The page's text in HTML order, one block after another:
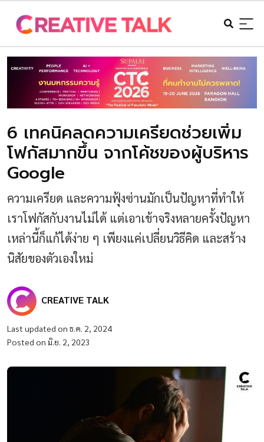
6 เทคนิคลดความเครียดช่วยเพิ่ม
โฟกัสมากขึ้น จากโค้ชของผู้บริหาร
Google
ความเครียด และความฟุ้งซ่านมักเป็นปัญหาที่ทำให้
เราโฟกัสกับงานไม่ได้ แต่เอาเข้าจริงหลายครั้งปัญหา
เหล่านี้ก็แก้ได้ง่าย ๆ เพียงแค่เปลี่ยนวิธีคิด และสร้าง
นิสัยของตัวเองใหม่
CREATIVE TALK
Last updated on ธ.ค. 2, 2024
Posted on มิ.ย. 2, 2023